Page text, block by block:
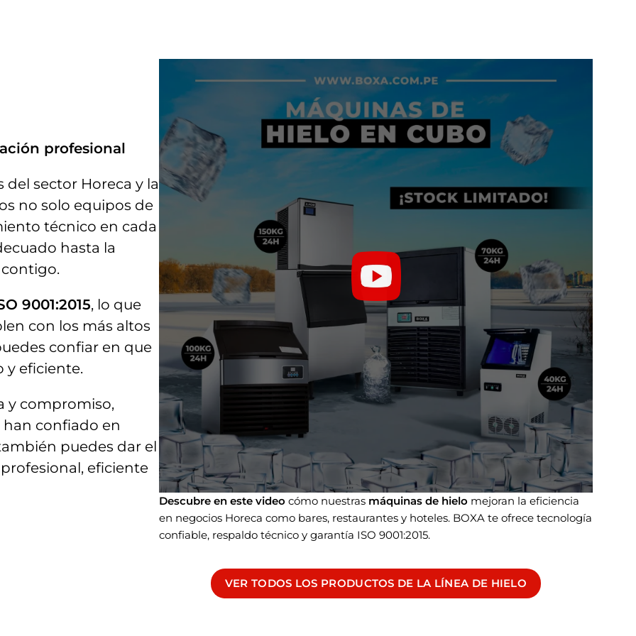
profesional
del sector Horeca y la
no solo equipos de
técnico en cada
hasta la
9001:2015, lo que
con los más altos
confiar en que
y eficiente.
y compromiso,
confiado en
puedes dar el
eficiente
Descubre en este video cómo nuestras máquinas de hielo mejoran la eficiencia
en negocios Horeca como bares, restaurantes y hoteles. BOXA te ofrece tecnología
confiable, respaldo técnico y garantía ISO 9001:2015.
VER TODOS LOS PRODUCTOS DE LA LÍNEA DE HIELO